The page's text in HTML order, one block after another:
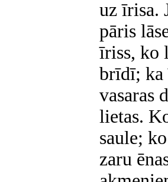
uz īrisa.
pāris
īriss, ko
brīdī; ka
vasaras
lietas.
saule;
zaru